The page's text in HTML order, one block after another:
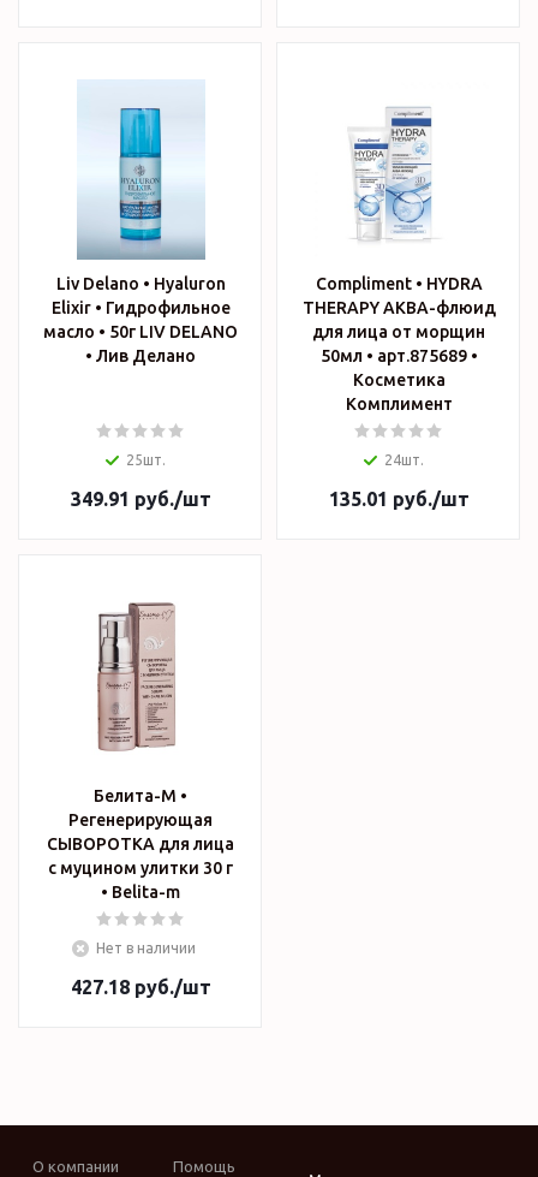
Liv Delano • Hyaluron
Elixir • Гидрофильное
масло • 50г LIV DELANO
• Лив Делано
25шт.
349.91 руб./шт
Compliment • HYDRA
THERAPY АКВА-флюид
для лица от морщин
50мл • арт.875689 •
Косметика
Комплимент
24шт.
135.01 руб./шт
Белита-М •
Регенерирующая
СЫВОРОТКА для лица
с муцином улитки 30 г
• Belita-m
Нет в наличии
427.18руб./шт
О компании Помощь